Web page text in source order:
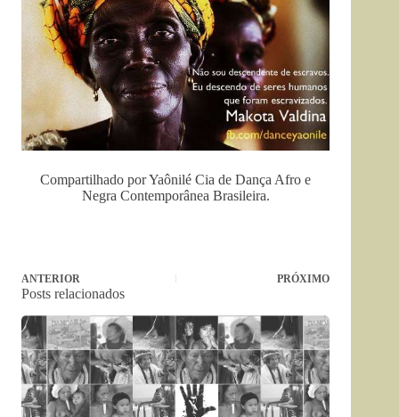
Compartilhado por Yaônilé Cia de Dança Afro e
Negra Contemporânea Brasileira.
ANTERIOR PRÓXIMO
Posts relacionados